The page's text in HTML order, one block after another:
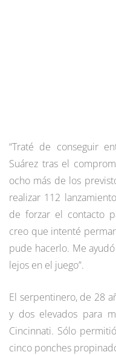
“Traté de conseguir
Suárez tras el
ocho más de los
realizar 112
de forzar el contacto
creo que intenté
pude hacerlo. Me
lejos en el juego”.
El serpentinero, de 28
y dos elevados para
Cincinnati. Sólo
cinco ponches